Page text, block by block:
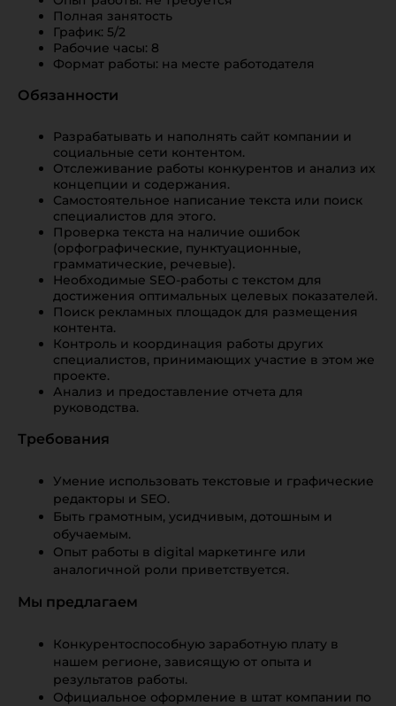
Полная занятость
График: 5/2
Рабочие часы: 8
Формат работы: на месте работодателя
Обязанности
Разрабатывать и наполнять сайт компании и
социальные сети контентом.
Отслеживание работы конкурентов и анализ их
концепции и содержания.
Самостоятельное написание текста или поиск
специалистов для этого.
Проверка текста на наличие ошибок
(орфографические, пунктуационные,
грамматические, речевые).
Необходимые SEO-работы с текстом для
достижения оптимальных целевых показателей.
Поиск рекламных площадок для размещения
контента.
Контроль и координация работы других
специалистов, принимающих участие в этом же
проекте.
Анализ и предоставление отчета для
руководства.
Требования
Умение использовать текстовые и графические
редакторы и SEO.
Быть грамотным, усидчивым, дотошным и
обучаемым.
Опыт работы в digital маркетинге или
аналогичной роли приветствуется.
Мы предлагаем
Конкурентоспособную заработную плату в
нашем регионе, зависящую от опыта и
результатов работы.
Официальное оформление в штат компании по